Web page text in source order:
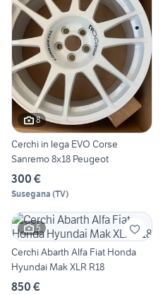
8
Cerchi in lega EVO Corse
Sanremo 8x18 Peugeot
300 €
Susegana (TV)
5
Cerchi Abarth Alfa Fiat Honda
Hyundai Mak XLR R18
850 €